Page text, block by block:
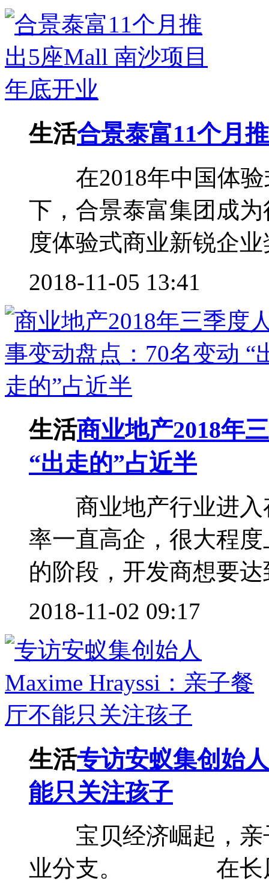
生活合景泰富11个月
在2018年中国体验
下，合景泰富集团成
度体验式商业新锐企业
2018-11-05 13:41
生活商业地产2018年
“出走的”占近半
商业地产行业进入
率一直高企，很大程
的阶段，开发商想要
2018-11-02 09:17
生活专访安蚁集创始
能只关注孩子
宝贝经济崛起，亲
业分支。 在长风